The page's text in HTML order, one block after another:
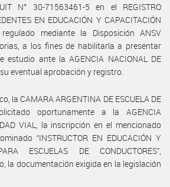
N° 30-71563461-5 en el REGISTRO
EN EDUCACIÓN Y CAPACITACIÓN
mediante la Disposición ANSV
a los fines de habilitarla a presentar
estudio ante la AGENCIA NACIONAL DE
eventual aprobación y registro.
la CAMARA ARGENTINA DE ESCUELA DE
oportunamente a la AGENCIA
VIAL, la inscripción en el mencionado
“INSTRUCTOR EN EDUCACIÓN Y
ESCUELAS DE CONDUCTORES”,
la documentación exigida en la legislación